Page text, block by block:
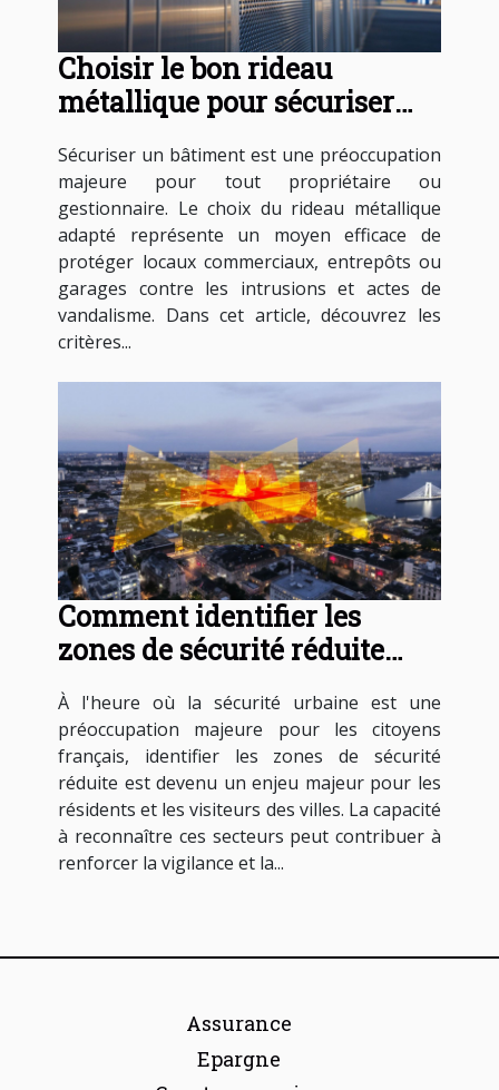
Choisir le bon rideau
métallique pour sécuriser
Sécuriser un bâtiment est une préoccupation
majeure pour tout propriétaire ou
gestionnaire. Le choix du rideau métallique
adapté représente un moyen efficace de
protéger locaux commerciaux, entrepôts ou
garages contre les intrusions et actes de
vandalisme. Dans cet article, découvrez les
critères...
Comment identifier les
zones de sécurité réduite
dans les villes françaises
À l'heure où la sécurité urbaine est une
préoccupation majeure pour les citoyens
français, identifier les zones de sécurité
réduite est devenu un enjeu majeur pour les
résidents et les visiteurs des villes. La capacité
à reconnaître ces secteurs peut contribuer à
renforcer la vigilance et la...
Assurance
Epargne